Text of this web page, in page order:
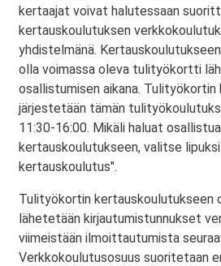
kertaajat voivat halutessaan
kertauskoulutuksen
yhdistelmänä.
olla voimassa oleva tulityökortti
osallistumisen aikana.
järjestetään tämän
11:30-16:00. Mikäli haluat osallistua
kertauskoulutukseen, valitse
kertauskoulutus".
Tulityökortin kertauskoulutukseen
lähetetään kirjautumistunnukset
viimeistään ilmoittautumista
Verkkokoulutusosuus suoritetaan